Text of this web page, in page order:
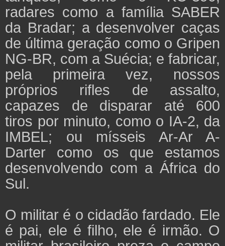
radares como a família SABER
da Bradar; a desenvolver caças
de última geração como o Gripen
NG-BR, com a Suécia; e fabricar,
pela primeira vez, nossos
próprios rifles de assalto,
capazes de disparar até 600
tiros por minuto, como o IA-2, da
IMBEL; ou mísseis Ar-Ar A-
Darter como os que estamos
desenvolvendo com a África do
Sul.
O militar é o cidadão fardado. Ele
é pai, ele é filho, ele é irmão. O